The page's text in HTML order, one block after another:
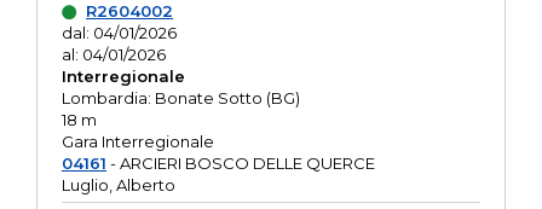
R2604002
dal: 04/01/2026
al: 04/01/2026
Interregionale
Lombardia: Bonate Sotto (BG)
18 m
Gara Interregionale
04161 - ARCIERI BOSCO DELLE QUERCE
Luglio, Alberto